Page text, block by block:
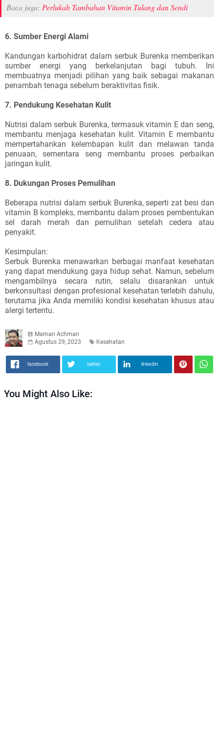
Baca juga: Perlukah Tambahan Vitamin Tulang dan Sendi
6. Sumber Energi Alami
Kandungan karbohidrat dalam serbuk Burenka memberikan
sumber energi yang berkelanjutan bagi tubuh. Ini
membuatnya menjadi pilihan yang baik sebagai makanan
penambah tenaga sebelum beraktivitas fisik.
7. Pendukung Kesehatan Kulit
Nutrisi dalam serbuk Burenka, termasuk vitamin E dan seng,
membantu menjaga kesehatan kulit. Vitamin E membantu
mempertahankan kelembapan kulit dan melawan tanda
penuaan, sementara seng membantu proses perbaikan
jaringan kulit.
8. Dukungan Proses Pemulihan
Beberapa nutrisi dalam serbuk Burenka, seperti zat besi dan
vitamin B kompleks, membantu dalam proses pembentukan
sel darah merah dan pemulihan setelah cedera atau
penyakit.
Kesimpulan:
Serbuk Burenka menawarkan berbagai manfaat kesehatan
yang dapat mendukung gaya hidup sehat. Namun, sebelum
mengambilnya secara rutin, selalu disarankan untuk
berkonsultasi dengan profesional kesehatan terlebih dahulu,
terutama jika Anda memiliki kondisi kesehatan khusus atau
alergi tertentu.
Maman Achman
Agustus 29, 2023
Kesehatan
facebook twitter linkedin
You Might Also Like: